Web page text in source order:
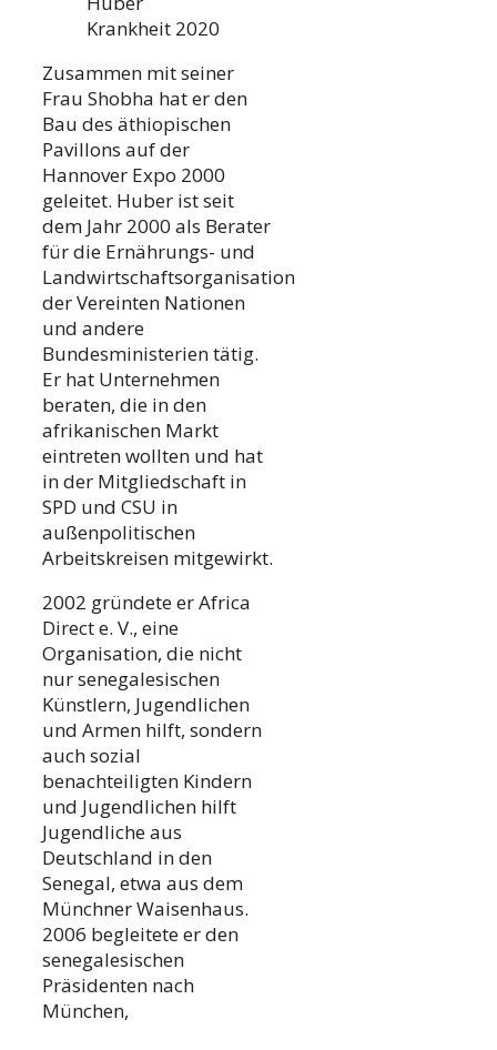
Krankheit 2020
Zusammen mit seiner
Frau Shobha hat er den
Bau des äthiopischen
Pavillons auf der
Hannover Expo 2000
geleitet. Huber ist seit
dem Jahr 2000 als Berater
für die Ernährungs- und
Landwirtschaftsorganisation
der Vereinten Nationen
und andere
Bundesministerien tätig.
Er hat Unternehmen
beraten, die in den
afrikanischen Markt
eintreten wollten und hat
in der Mitgliedschaft in
SPD und CSU in
außenpolitischen
Arbeitskreisen mitgewirkt.
2002 gründete er Africa
Direct e. V., eine
Organisation, die nicht
nur senegalesischen
Künstlern, Jugendlichen
und Armen hilft, sondern
auch sozial
benachteiligten Kindern
und Jugendlichen hilft
Jugendliche aus
Deutschland in den
Senegal, etwa aus dem
Münchner Waisenhaus.
2006 begleitete er den
senegalesischen
Präsidenten nach
München,